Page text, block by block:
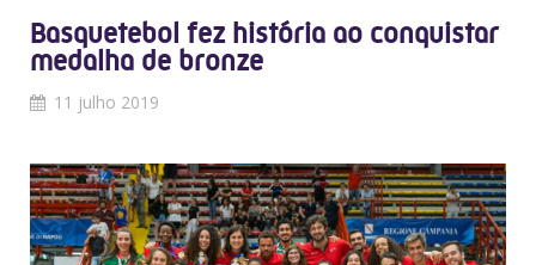
Basquetebol fez história ao conquistar
medalha de bronze
11 julho 2019